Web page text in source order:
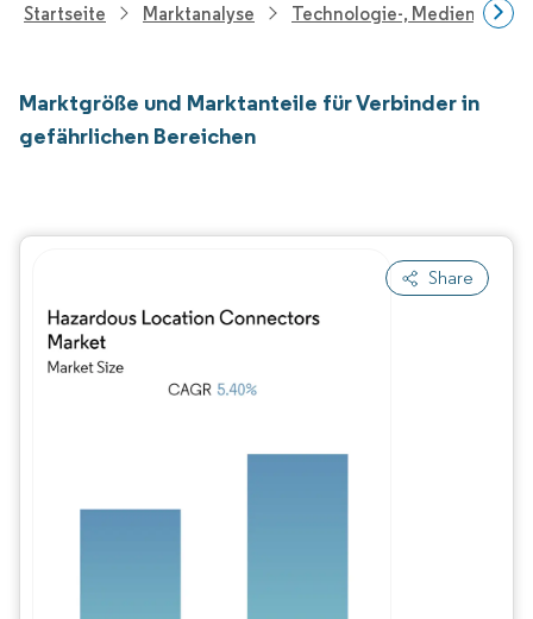
Startseite Marktanalyse Technologie-, Medien- Und
Marktgröße und Marktanteile für Verbinder in
gefährlichen Bereichen
Share